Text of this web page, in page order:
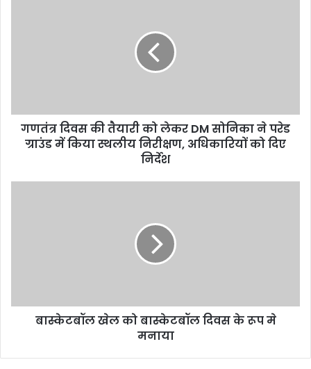
ने
परेड
ग्राउंड
गणतंत्र दिवस की तैयारी को लेकर DM सोनिका ने परेड
ग्राउंड में किया स्थलीय निरीक्षण, अधिकारियों को दिए
निर्देश
मनाया
बास्केटबॉल खेल को बास्केटबॉल दिवस के रूप मे
मनाया